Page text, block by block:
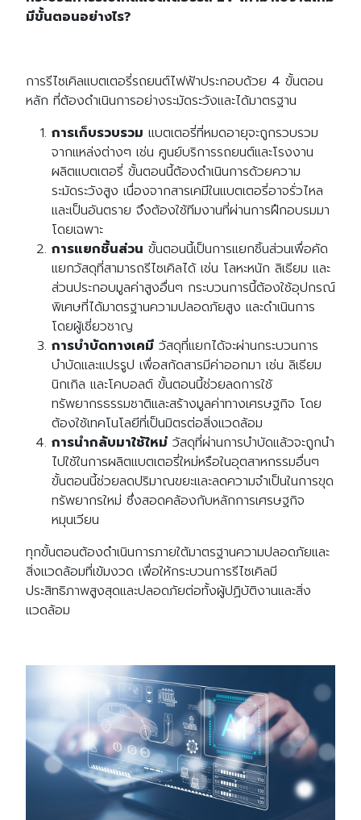
มีขั้นตอนอย่างไร?
การรีไซเคิลแบตเตอรี่รถยนต์ไฟฟ้าประกอบด้วย 4 ขั้นตอน
หลัก ที่ต้องดำเนินการอย่างระมัดระวังและได้มาตรฐาน
การเก็บรวบรวม แบตเตอรี่ที่หมดอายุจะถูกรวบรวม
จากแหล่งต่างๆ เช่น ศูนย์บริการรถยนต์และโรงงาน
ผลิตแบตเตอรี่ ขั้นตอนนี้ต้องดำเนินการด้วยความ
ระมัดระวังสูง เนื่องจากสารเคมีในแบตเตอรี่อาจรั่วไหล
และเป็นอันตราย จึงต้องใช้ทีมงานที่ผ่านการฝึกอบรมมา
โดยเฉพาะ
การแยกชิ้นส่วน ขั้นตอนนี้เป็นการแยกชิ้นส่วนเพื่อคัด
แยกวัสดุที่สามารถรีไซเคิลได้ เช่น โลหะหนัก ลิเธียม และ
ส่วนประกอบมูลค่าสูงอื่นๆ กระบวนการนี้ต้องใช้อุปกรณ์
พิเศษที่ได้มาตรฐานความปลอดภัยสูง และดำเนินการ
โดยผู้เชี่ยวชาญ
การบำบัดทางเคมี วัสดุที่แยกได้จะผ่านกระบวนการ
บำบัดและแปรรูป เพื่อสกัดสารมีค่าออกมา เช่น ลิเธียม
นิกเกิล และโคบอลต์ ขั้นตอนนี้ช่วยลดการใช้
ทรัพยากรธรรมชาติและสร้างมูลค่าทางเศรษฐกิจ โดย
ต้องใช้เทคโนโลยีที่เป็นมิตรต่อสิ่งแวดล้อม
การนำกลับมาใช้ใหม่ วัสดุที่ผ่านการบำบัดแล้วจะถูกนำ
ไปใช้ในการผลิตแบตเตอรี่ใหม่หรือในอุตสาหกรรมอื่นๆ
ขั้นตอนนี้ช่วยลดปริมาณขยะและลดความจำเป็นในการขุด
ทรัพยากรใหม่ ซึ่งสอดคล้องกับหลักการเศรษฐกิจ
หมุนเวียน
ทุกขั้นตอนต้องดำเนินการภายใต้มาตรฐานความปลอดภัยและ
สิ่งแวดล้อมที่เข้มงวด เพื่อให้กระบวนการรีไซเคิลมี
ประสิทธิภาพสูงสุดและปลอดภัยต่อทั้งผู้ปฏิบัติงานและสิ่ง
แวดล้อม